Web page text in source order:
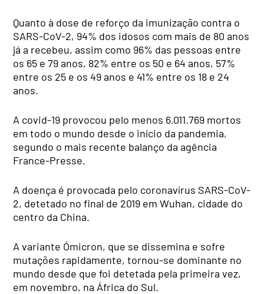
Quanto à dose de reforço da imunização contra o
SARS-CoV-2, 94% dos idosos com mais de 80 anos
já a recebeu, assim como 96% das pessoas entre
os 65 e 79 anos, 82% entre os 50 e 64 anos, 57%
entre os 25 e os 49 anos e 41% entre os 18 e 24
anos.
A covid-19 provocou pelo menos 6.011.769 mortos
em todo o mundo desde o início da pandemia,
segundo o mais recente balanço da agência
France-Presse.
A doença é provocada pelo coronavírus SARS-CoV-
2, detetado no final de 2019 em Wuhan, cidade do
centro da China.
A variante Ómicron, que se dissemina e sofre
mutações rapidamente, tornou-se dominante no
mundo desde que foi detetada pela primeira vez,
em novembro, na África do Sul.